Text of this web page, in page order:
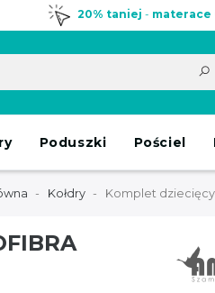
20% taniej - materace
Poduszki Pościel
Kołdry Komplet dziecięcy